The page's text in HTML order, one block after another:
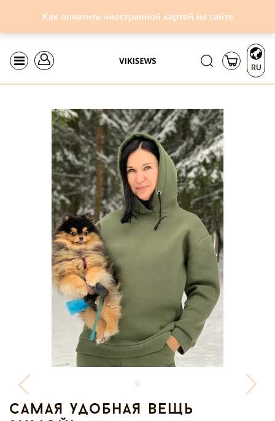
Как оплатить иностранной картой на сайте
RU
самая удобная вещь